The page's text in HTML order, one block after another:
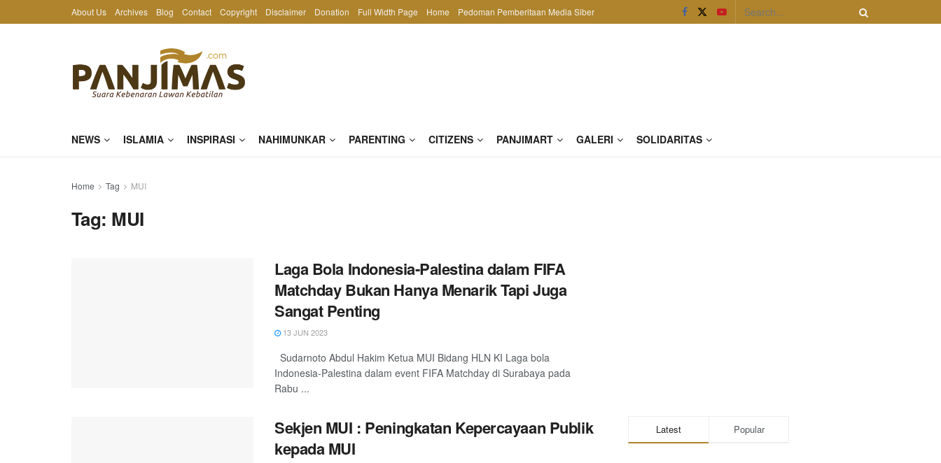
About Us Archives Blog Contact Copyright Disclaimer Donation Full Width Page Home Pedoman Pemberitaan Media Siber
NEWS ISLAMIA INSPIRASI NAHIMUNKAR PARENTING CITIZENS PANJIMART GALERI SOLIDARITAS
Home Tag MUI
Tag: MUI
Laga Bola Indonesia-Palestina dalam FIFA
Matchday Bukan Hanya Menarik Tapi Juga
Sangat Penting
13 JUN 2023
Sudarnoto Abdul Hakim Ketua MUI Bidang HLN KI Laga bola
Indonesia-Palestina dalam event FIFA Matchday di Surabaya pada
Rabu ...
Sekjen MUI : Peningkatan Kepercayaan Publik
kepada MUI
Latest Popular